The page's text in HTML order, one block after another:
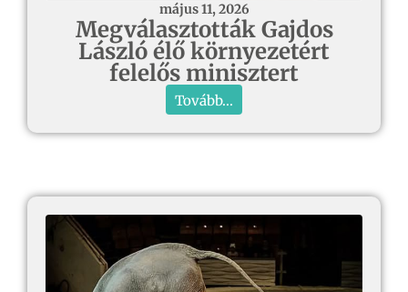
május 11, 2026
Megválasztották Gajdos
László élő környezetért
felelős minisztert
Tovább...